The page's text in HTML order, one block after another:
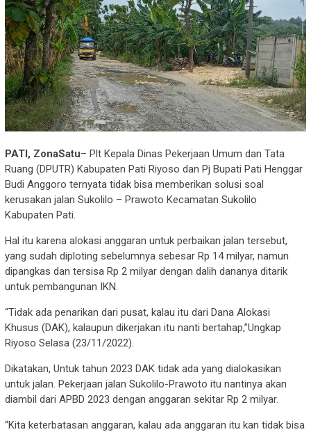
PATI, ZonaSatu– Plt Kepala Dinas Pekerjaan Umum dan Tata
Ruang (DPUTR) Kabupaten Pati Riyoso dan Pj Bupati Pati Henggar
Budi Anggoro ternyata tidak bisa memberikan solusi soal
kerusakan jalan Sukolilo – Prawoto Kecamatan Sukolilo
Kabupaten Pati.
Hal itu karena alokasi anggaran untuk perbaikan jalan tersebut,
yang sudah diploting sebelumnya sebesar Rp 14 milyar, namun
dipangkas dan tersisa Rp 2 milyar dengan dalih dananya ditarik
untuk pembangunan IKN.
“Tidak ada penarikan dari pusat, kalau itu dari Dana Alokasi
Khusus (DAK), kalaupun dikerjakan itu nanti bertahap,”Ungkap
Riyoso Selasa (23/11/2022).
Dikatakan, Untuk tahun 2023 DAK tidak ada yang dialokasikan
untuk jalan. Pekerjaan jalan Sukolilo-Prawoto itu nantinya akan
diambil dari APBD 2023 dengan anggaran sekitar Rp 2 milyar.
“Kita keterbatasan anggaran, kalau ada anggaran itu kan tidak bisa